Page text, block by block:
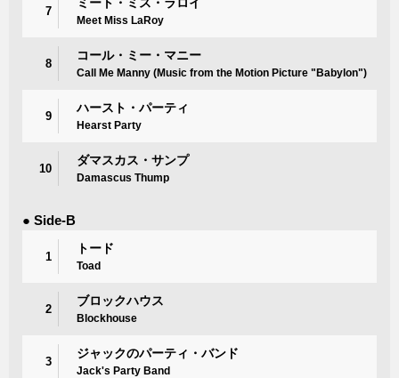
7
Meet Miss LaRoy
8
コール・ミー・マニー
Call Me Manny (Music from the Motion Picture "Babylon")
9
ハースト・パーティ
Hearst Party
10
ダマスカス・サンプ
Damascus Thump
● Side-B
1
トード
Toad
2
ブロックハウス
Blockhouse
3
ジャックのパーティ・バンド
Jack's Party Band